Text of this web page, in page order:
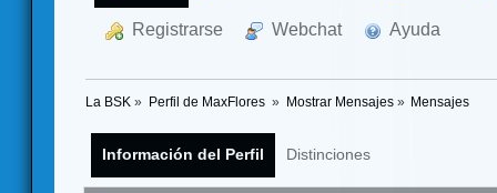
Registrarse Webchat Ayuda
La BSK » Perfil de MaxFlores » Mostrar Mensajes» Mensajes
Información del Perfil Distinciones